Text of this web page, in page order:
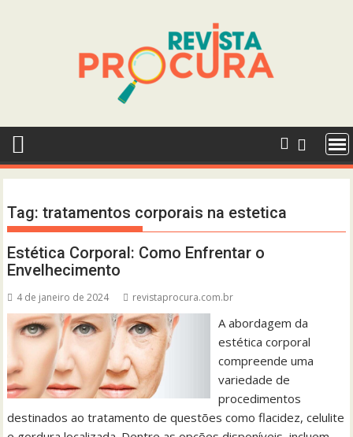
Tag:tratamentos corporais na estetica
Estética Corporal: Como Enfrentar o
Envelhecimento
4 de janeiro de 2024 revistaprocura.com.br
A abordagem da
estética corporal
compreende uma
variedade de
procedimentos
destinados ao tratamento de questões como flacidez, celulite